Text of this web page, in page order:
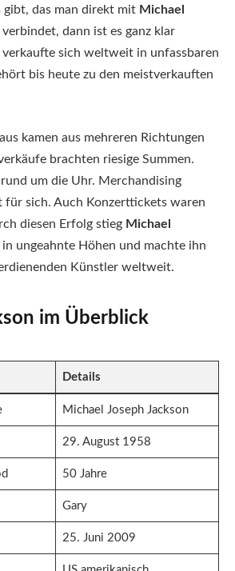
gibt, das man direkt mit Michael
verbindet, dann ist es ganz klar
sich weltweit in unfassbaren
bis heute zu den meistverkauften
kamen aus mehreren Richtungen
brachten riesige Summen.
um die Uhr. Merchandising
für sich. Auch Konzerttickets waren
diesen Erfolg stieg Michael
in ungeahnte Höhen und machte ihn
Künstler weltweit.
im Überblick
Details
Michael Joseph Jackson
29. August 1958
50 Jahre
Gary
25. Juni 2009